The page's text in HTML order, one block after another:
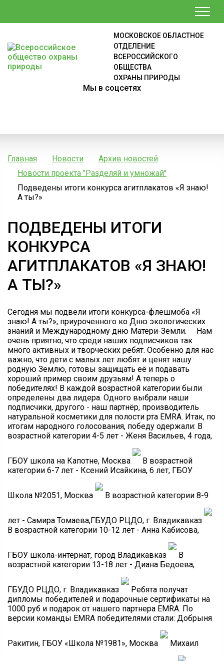
МОСКОВСКОЕ ОБЛАСТНОЕ
ОТДЕЛЕНИЕ
ВСЕРОССИЙСКОГО
ОБЩЕСТВА
ОХРАНЫ ПРИРОДЫ
Мы в соцсетях
Главная Новости
Архив новостей
Новости проекта "Разделяй и умножай"
Подведены итоги конкурса агитплакатов «Я знаю!
А ты?»
ПОДВЕДЕНЫ ИТОГИ
КОНКУРСА
АГИТПЛАКАТОВ «Я ЗНАЮ!
А ТЫ?»
Сегодня мы подвели итоги конкурса-флешмоба «Я
знаю! А ты?», приуроченного ко Дню экологических
знаний и Международному дню Матери-Земли. ⠀ Нам
очень приятно, что среди наших подписчиков так
много активных и творческих ребят. Особенно для нас
важно, что дети с малых лет любят и ценят нашу
родную Землю, готовы защищать её и подавать
хороший пример своим друзьям! А теперь о
победителях! В каждой возрастной категории были
определены два лидера. Одного выбрали наши
подписчики, другого - наш партнёр, производитель
натуральной косметики для полости рта EMRA. Итак, по
итогам народного голосования, победу одержали: В
возрастной категории 4-5 лет - Женя Васильев, 4 года,
ГБОУ школа на Капотне, Москва
В возрастной
категории 6-7 лет - Ксений Исайкина, 6 лет, ГБОУ
Школа №2051, Москва В возрастной категории 8-9
лет - Самира Томаева,ГБУДО РЦДО, г. Владикавказ
В возрастной категории 10-12 лет - Анна Кабисова,
ГБОУ школа-интернат, город Владикавказ
В
возрастной категории 13-18 лет - Диана Бедоева,
ГБУДО РЦДО, г. Владикавказ
Ребята получат
дипломы победителей и подарочные сертификаты на
1000 руб и подарок от нашего партнера EMRA. По
версии команды EMRA победителями стали: Добрыня
Ракитин, ГБОУ «Школа №1981», Москва Михаил